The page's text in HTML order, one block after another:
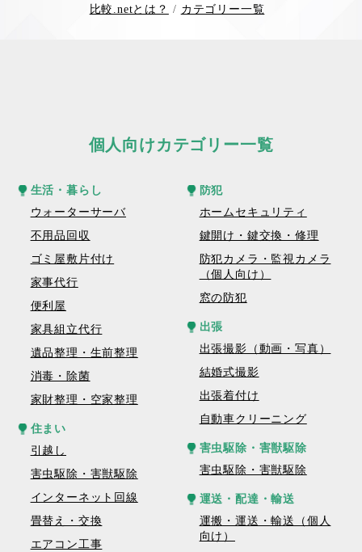
比較.netとは？ カテゴリー一覧
個人向けカテゴリー一覧
生活・暮らし
ウォーターサーバ
不用品回収
ゴミ屋敷片付け
家事代行
便利屋
家具組立代行
遺品整理・生前整理
消毒・除菌
家財整理・空家整理
住まい
引越し
害虫駆除・害獣駆除
インターネット回線
畳替え・交換
エアコン工事
防犯
ホームセキュリティ
鍵開け・鍵交換・修理
防犯カメラ・監視カメラ
（個人向け）
窓の防犯
出張
出張撮影（動画・写真）
結婚式撮影
出張着付け
自動車クリーニング
害虫駆除・害獣駆除
害虫駆除・害獣駆除
運送・配達・輸送
運搬・運送・輸送（個人
向け）